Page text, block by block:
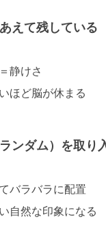
えて残している
静けさ
ほど脳が休まる
ンダム）を取り
バラバラに配置
自然な印象になる